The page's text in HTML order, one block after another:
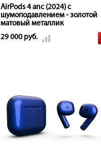
AirPods 4 anc (2024) с
шумоподавлением - золотой
матовый металлик
29 000 руб.